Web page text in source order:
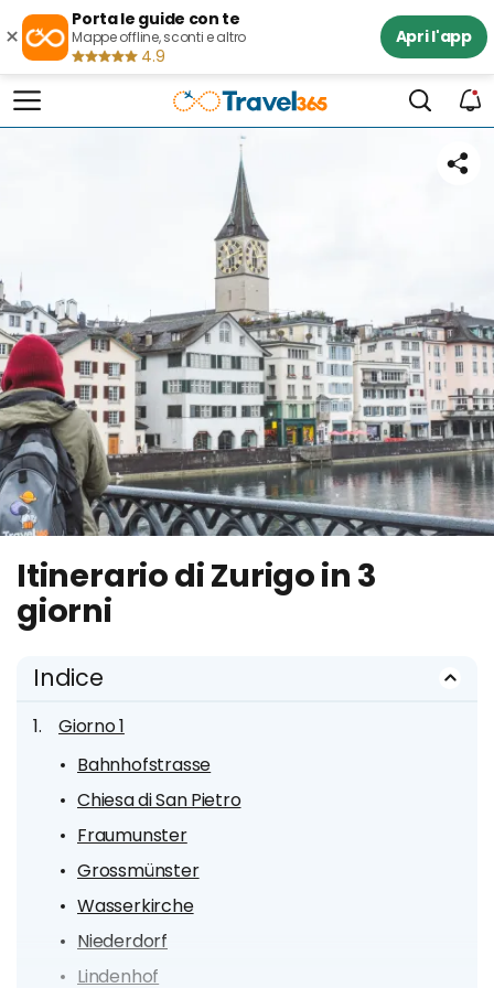
×
Porta le guide con te
Mappe offline, sconti e altro
4.9
Apri l'app
Itinerario di Zurigo in 3
giorni
Indice
Giorno 1
Bahnhofstrasse
Chiesa di San Pietro
Fraumunster
Grossmünster
Wasserkirche
Niederdorf
Lindenhof